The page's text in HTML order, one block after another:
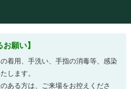
願い】
着用、手洗い、手指の消毒等、感染
します。
ある方は、ご来場をお控えくださ